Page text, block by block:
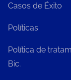
Casos de Éxito
Políticas
Política de
Bic.